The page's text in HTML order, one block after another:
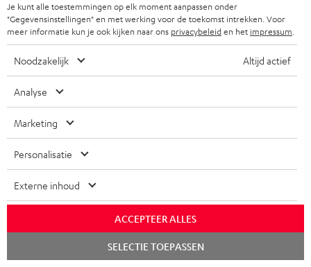
8 weken bedenktijd
Gratis retourneren
Je kunt alle toestemmingen op elk moment aanpassen onder
"Gegevensinstellingen" en met werking voor de toekomst intrekken. Voor
meer informatie kun je ook kijken naar ons privacybeleiden het impressum
Noodzakelijk Altijd actief
Analyse
Marketing
Personalisatie
Externe inhoud
ACCEPTEER ALLES
SELECTIE TOEPASSEN